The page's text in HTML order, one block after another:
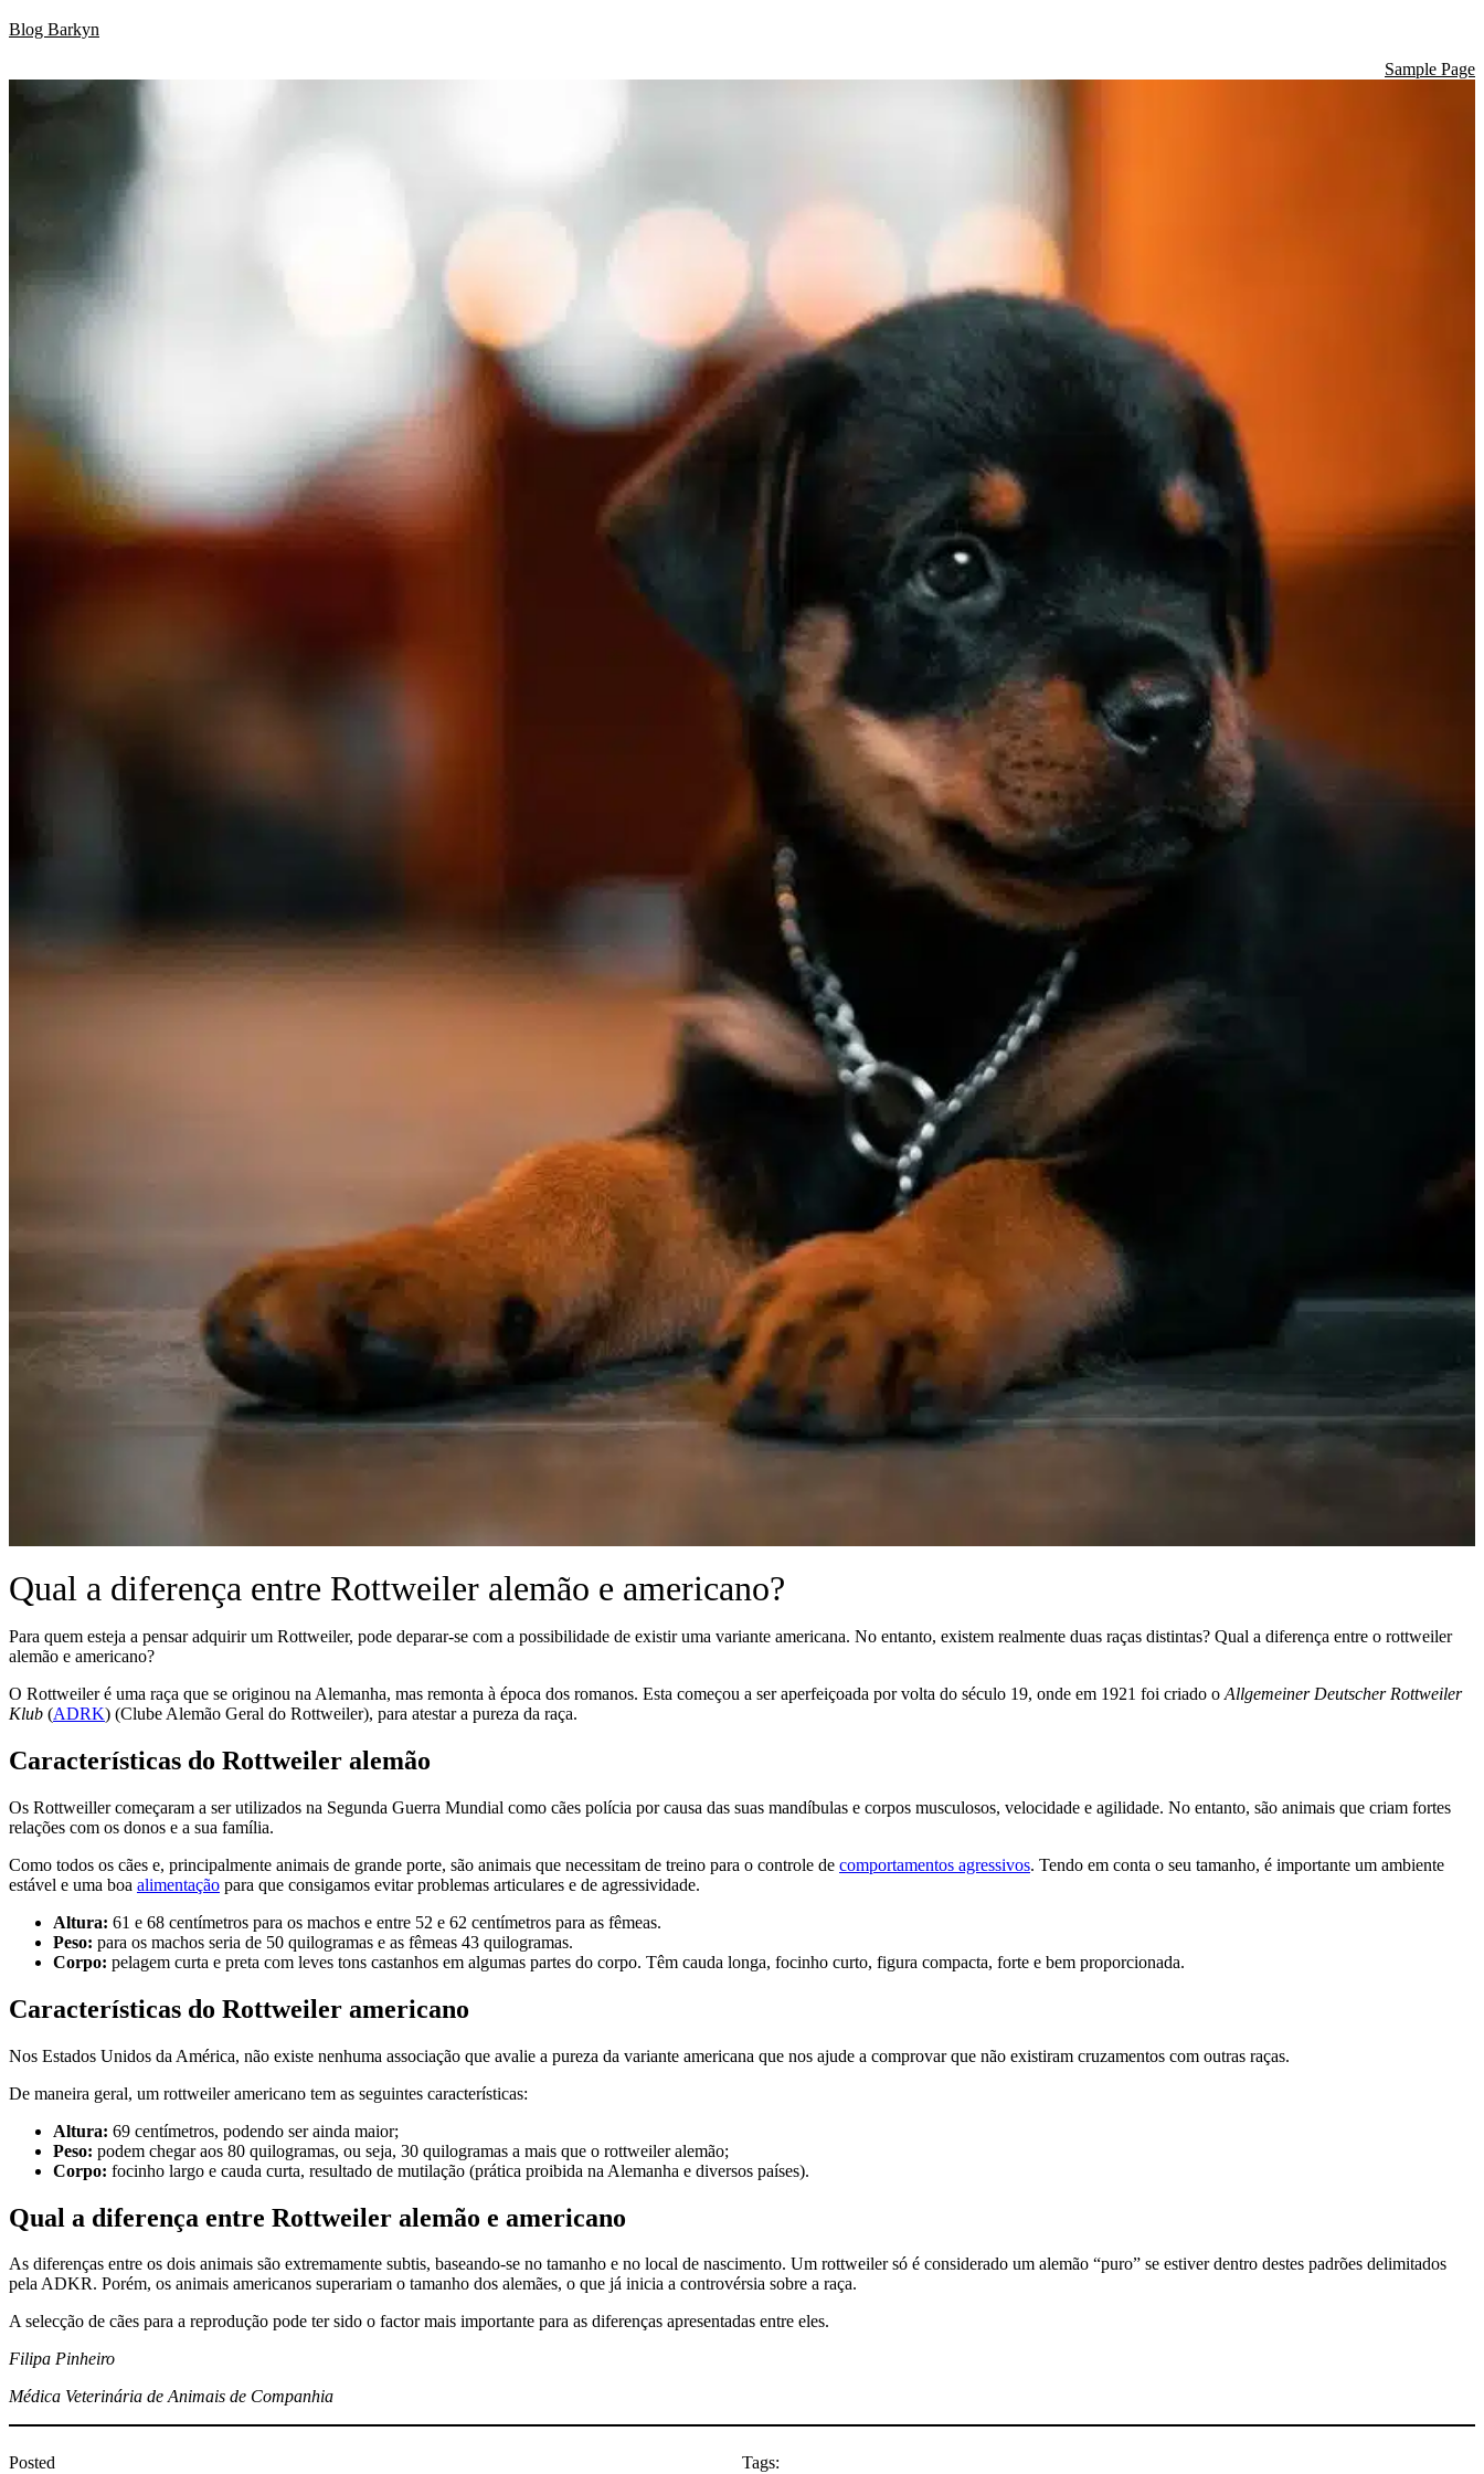
Skip
Blog Barkyn
Sample Page
Qual a diferença entre Rottweiler alemão e americano?
Para quem esteja a pensar adquirir um Rottweiler, pode deparar-se com a possibilidade de existir uma variante americana. No entanto, existem realmente duas raças distintas? Qual a diferença entre o rottweiler
alemão e americano?
O Rottweiler é uma raça que se originou na Alemanha, mas remonta à época dos romanos. Esta começou a ser aperfeiçoada por volta do século 19, onde em 1921 foi criado o Allgemeiner Deutscher Rottweiler
Klub (ADRK) (Clube Alemão Geral do Rottweiler), para atestar a pureza da raça.
Características do Rottweiler alemão
Os Rottweiller começaram a ser utilizados na Segunda Guerra Mundial como cães polícia por causa das suas mandíbulas e corpos musculosos, velocidade e agilidade. No entanto, são animais que criam fortes
relações com os donos e a sua família.
Como todos os cães e, principalmente animais de grande porte, são animais que necessitam de treino para o controle de comportamentos agressivos. Tendo em conta o seu tamanho, é importante um ambiente
estável e uma boa alimentação para que consigamos evitar problemas articulares e de agressividade.
Altura: 61 e 68 centímetros para os machos e entre 52 e 62 centímetros para as fêmeas.
Peso: para os machos seria de 50 quilogramas e as fêmeas 43 quilogramas.
Corpo: pelagem curta e preta com leves tons castanhos em algumas partes do corpo. Têm cauda longa, focinho curto, figura compacta, forte e bem proporcionada.
Características do Rottweiler americano
Nos Estados Unidos da América, não existe nenhuma associação que avalie a pureza da variante americana que nos ajude a comprovar que não existiram cruzamentos com outras raças.
De maneira geral, um rottweiler americano tem as seguintes características:
Altura: 69 centímetros, podendo ser ainda maior;
Peso: podem chegar aos 80 quilogramas, ou seja, 30 quilogramas a mais que o rottweiler alemão;
Corpo: focinho largo e cauda curta, resultado de mutilação (prática proibida na Alemanha e diversos países).
Qual a diferença entre Rottweiler alemão e americano
As diferenças entre os dois animais são extremamente subtis, baseando-se no tamanho e no local de nascimento. Um rottweiler só é considerado um alemão “puro” se estiver dentro destes padrões delimitados
pela ADKR. Porém, os animais americanos superariam o tamanho dos alemães, o que já inicia a controvérsia sobre a raça.
A selecção de cães para a reprodução pode ter sido o factor mais importante para as diferenças apresentadas entre eles.
Filipa Pinheiro
Médica Veterinária de Animais de Companhia
Posted Tags: